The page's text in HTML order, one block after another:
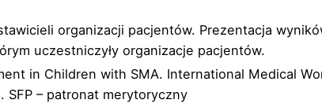
organizacji pacjentów. Prezentacja
uczestniczyły organizacje pacjentów.
in Children with SMA. International Medical
SFP – patronat merytoryczny